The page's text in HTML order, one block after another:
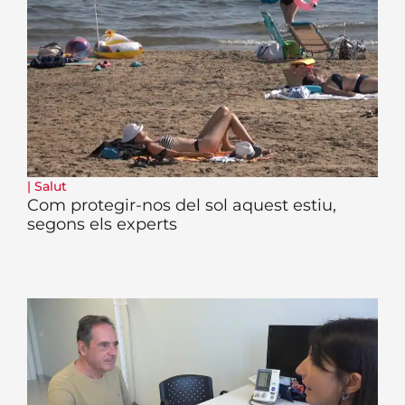
| Salut
Com protegir-nos del sol aquest estiu,
segons els experts